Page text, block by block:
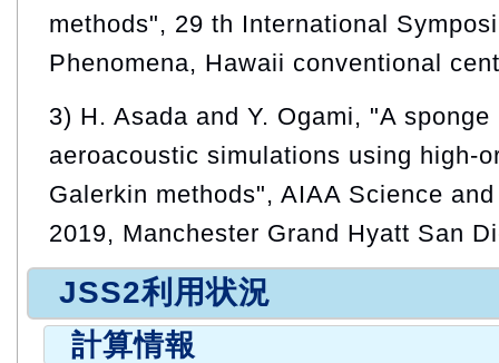
methods", 29 th International
Phenomena, Hawaii conventional
3) H. Asada and Y. Ogami, "A
aeroacoustic simulations using high-
Galerkin methods", AIAA Science
2019, Manchester Grand Hyatt San
JSS2利用状況
計算情報